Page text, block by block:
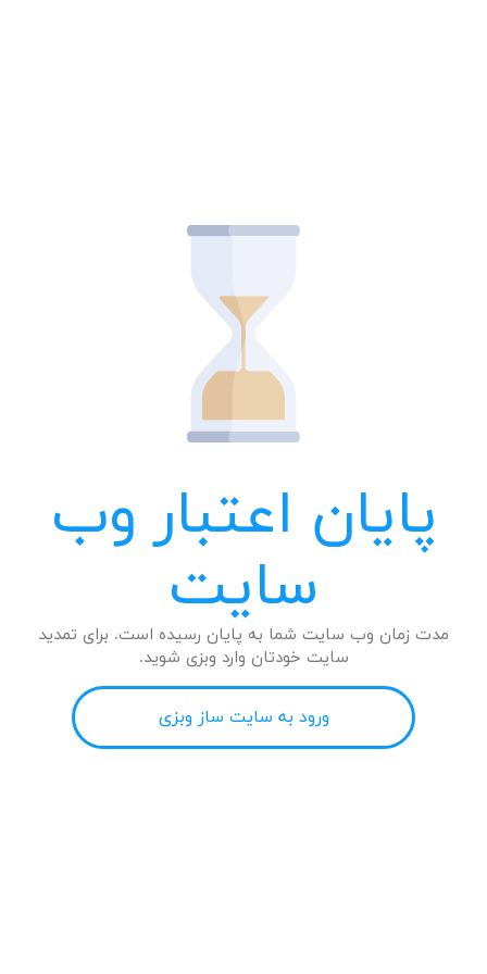
پایان اعتبار وب
سایت
مدت زمان وب سایت شما به پایان رسیده است. برای تمدید
سایت خودتان وارد وبزی شوید.
ورود به سایت ساز وبزی